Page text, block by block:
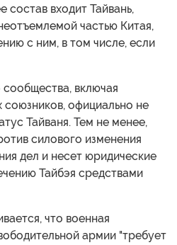
входит Тайвань,
частью Китая,
с ним, в том числе, если
включая
официально не
Тайваня. Тем не менее,
силового изменения
дел и несет юридические
Тайбэя средствами
что военная
армии "требует